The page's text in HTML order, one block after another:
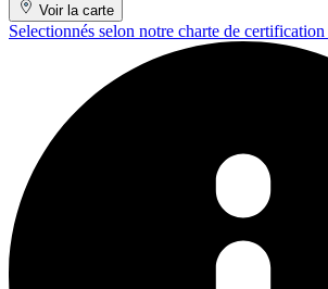
Voir la carte
Selectionnés selon notre charte de certification